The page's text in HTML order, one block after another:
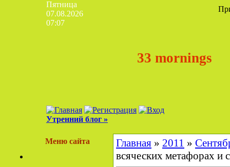
Пятница
07.08.2026
07:07
33 mornings
Утренний блог »
Меню сайта Главная » 2011 »
всяческих метафорах и